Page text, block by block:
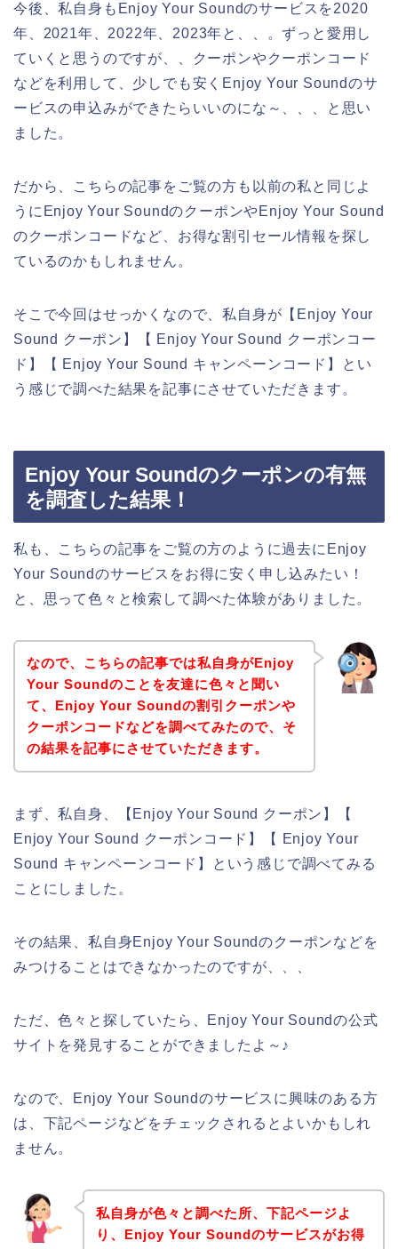
今後、私自身もEnjoy Your Soundのサービスを2020
年、2021年、2022年、2023年と、、。ずっと愛用し
ていくと思うのですが、、クーポンやクーポンコード
などを利用して、少しでも安くEnjoy Your Soundのサ
ービスの申込みができたらいいのにな～、、、と思い
ました。
だから、こちらの記事をご覧の方も以前の私と同じよ
うにEnjoy Your SoundのクーポンやEnjoy Your Sound
のクーポンコードなど、お得な割引セール情報を探し
ているのかもしれません。
そこで今回はせっかくなので、私自身が【Enjoy Your
Sound クーポン】【 Enjoy Your Sound クーポンコー
ド】【 Enjoy Your Sound キャンペーンコード】とい
う感じで調べた結果を記事にさせていただきます。
Enjoy Your Soundのクーポンの有無
を調査した結果！
私も、こちらの記事をご覧の方のように過去にEnjoy
Your Soundのサービスをお得に安く申し込みたい！
と、思って色々と検索して調べた体験がありました。
なので、こちらの記事では私自身がEnjoy
Your Soundのことを友達に色々と聞い
て、Enjoy Your Soundの割引クーポンや
クーポンコードなどを調べてみたので、そ
の結果を記事にさせていただきます。
まず、私自身、【Enjoy Your Sound クーポン】【
Enjoy Your Sound クーポンコード】【 Enjoy Your
Sound キャンペーンコード】という感じで調べてみる
ことにしました。
その結果、私自身Enjoy Your Soundのクーポンなどを
みつけることはできなかったのですが、、、
ただ、色々と探していたら、Enjoy Your Soundの公式
サイトを発見することができましたよ～♪
なので、Enjoy Your Soundのサービスに興味のある方
は、下記ページなどをチェックされるとよいかもしれ
ません。
私自身が色々と調べた所、下記ページよ
り、Enjoy Your Soundのサービスがお得